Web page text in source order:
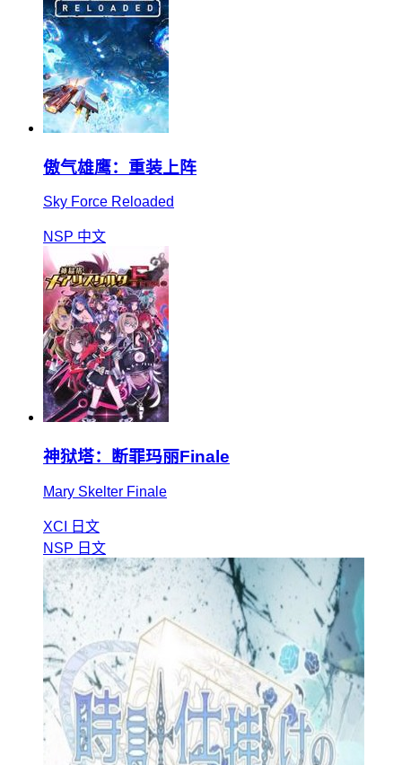
傲气雄鹰：重装上阵
Sky Force Reloaded
NSP 中文
神狱塔：断罪玛丽Finale
Mary Skelter Finale
XCI
日文
NSP 日文